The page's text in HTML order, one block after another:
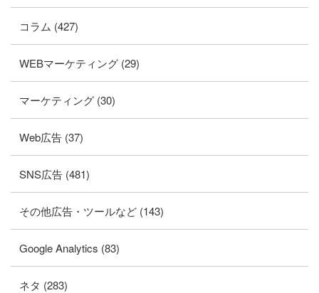
コラム (427)
WEBマーケティング (29)
マーケティング (30)
Web広告 (37)
SNS広告 (481)
その他広告・ツールなど (143)
Google Analytics (83)
ネタ (283)